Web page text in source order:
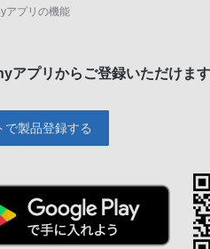
アプリの機能
アプリからご登録いただけま
で製品登録する